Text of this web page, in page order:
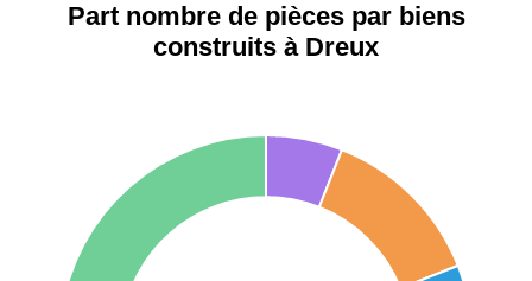
arrondissement
12 145 €
Part nombre de pièces par biens
construits à Dreux